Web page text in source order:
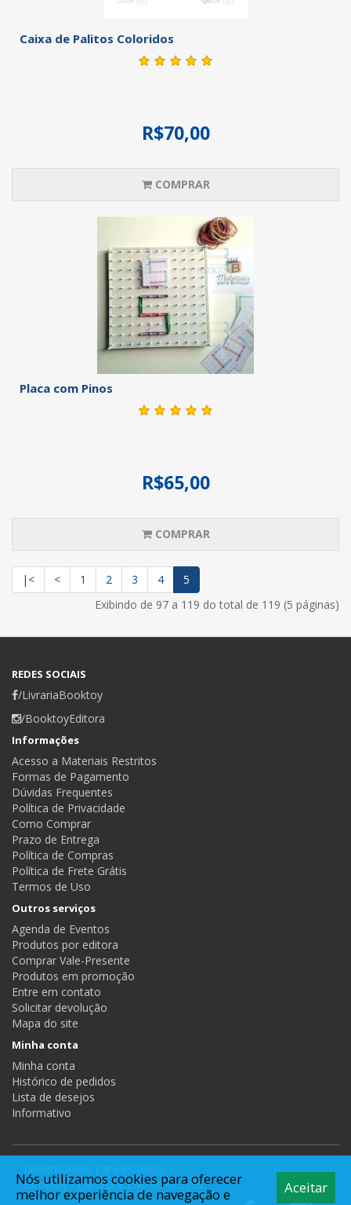
Caixa de Palitos Coloridos
R$70,00
COMPRAR
Placa com Pinos
R$65,00
COMPRAR
|< < 1 2 3 4
5
Exibindo de 97 a 119 do total de 119 (5 páginas)
REDES SOCIAIS
/LivrariaBooktoy
/BooktoyEditora
Informações
Acesso a Materiais Restritos
Formas de Pagamento
Dúvidas Frequentes
Política de Privacidade
Como Comprar
Prazo de Entrega
Política de Compras
Política de Frete Grátis
Termos de Uso
Outros serviços
Agenda de Eventos
Produtos por editora
Comprar Vale-Presente
Produtos em promoção
Entre em contato
Solicitar devolução
Mapa do site
Minha conta
Minha conta
Histórico de pedidos
Lista de desejos
Informativo
Booktoy - Livraria e Editora © 2026
Aceitar
Nós utilizamos cookies para oferecer
melhor experiência de navegação e